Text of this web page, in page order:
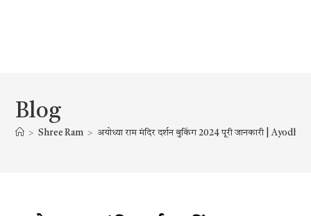
Blog
> Shree Ram > अयोध्या राम मंदिर दर्शन बुकिंग 2024 पूरी जानकारी |